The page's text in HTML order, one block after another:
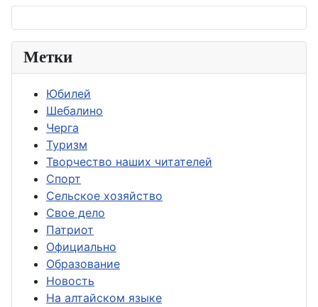
Метки
Юбилей
Шебалино
Черга
Туризм
Творчество наших читателей
Спорт
Сельское хозяйство
Свое дело
Патриот
Официально
Образование
Новость
На алтайском языке